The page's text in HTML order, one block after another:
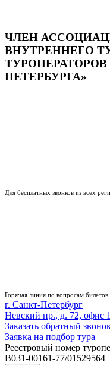
ЧЛЕН
ВНУТРЕННЕГО
ТУРОПЕРАТОРОВ
ПЕТЕРБУРГА»
Для бесплатных звонков из всех
Горячая линия по вопросам билетов
г. Санкт-Петербург
Невский пр., д. 72, офис
Заказать обратный
Заявка на подбор тура
Реестровый номер
В031-00161-77/01529564